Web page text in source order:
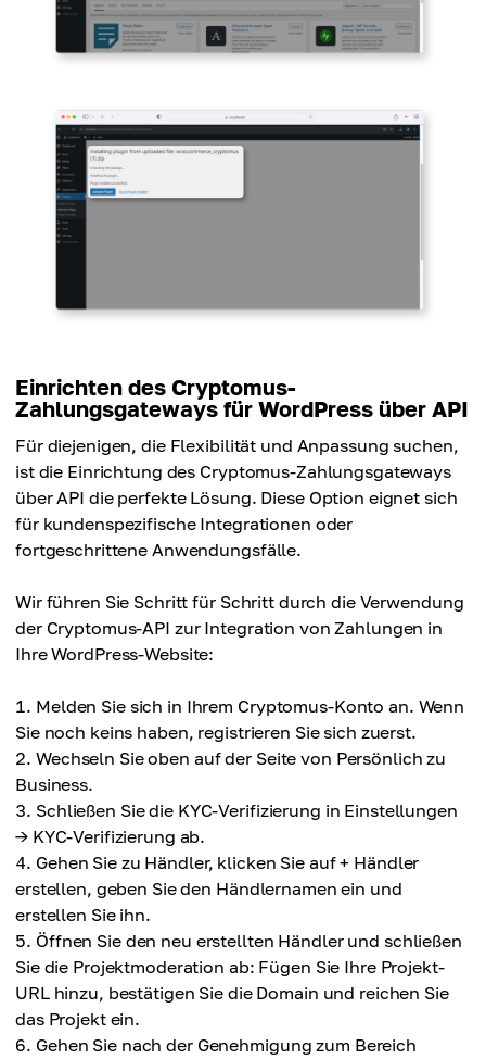
Einrichten des Cryptomus-
Zahlungsgateways für WordPress über API
Für diejenigen, die Flexibilität und Anpassung suchen,
ist die Einrichtung des Cryptomus-Zahlungsgateways
über API die perfekte Lösung. Diese Option eignet sich
für kundenspezifische Integrationen oder
fortgeschrittene Anwendungsfälle.
Wir führen Sie Schritt für Schritt durch die Verwendung
der Cryptomus-API zur Integration von Zahlungen in
Ihre WordPress-Website:
Melden Sie sich in Ihrem Cryptomus-Konto an. Wenn
Sie noch keins haben, registrieren Sie sich zuerst.
Wechseln Sie oben auf der Seite von Persönlich zu
Business.
Schließen Sie die KYC-Verifizierung in Einstellungen
→ KYC-Verifizierung ab.
Gehen Sie zu Händler, klicken Sie auf + Händler
erstellen, geben Sie den Händlernamen ein und
erstellen Sie ihn.
Öffnen Sie den neu erstellten Händler und schließen
Sie die Projektmoderation ab: Fügen Sie Ihre Projekt-
URL hinzu, bestätigen Sie die Domain und reichen Sie
das Projekt ein.
Gehen Sie nach der Genehmigung zum Bereich